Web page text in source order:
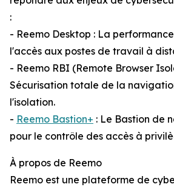
:
- Reemo Desktop : La
l'accès aux postes de travail à
- Reemo RBI (Remote Browser
Sécurisation totale de la
l'isolation.
- Reemo Bastion+ : Le Bastion de
pour le contrôle des accès à
À propos de Reemo
Reemo est une plateforme de